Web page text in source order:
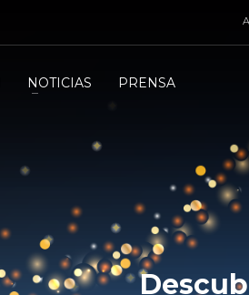
NOTICIAS
PRENSA